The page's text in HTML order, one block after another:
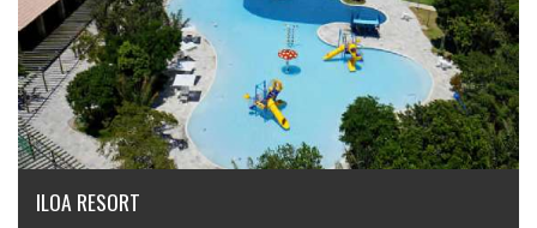
ILOA RESORT